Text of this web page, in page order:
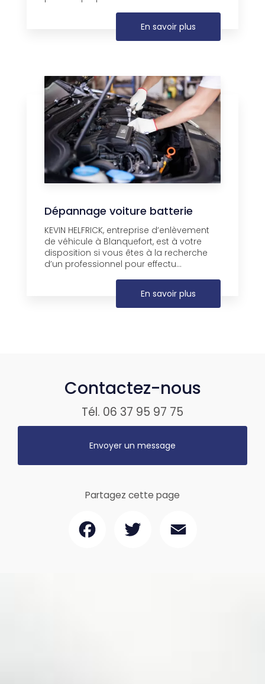
En savoir plus
Dépannage voiture batterie
KEVIN HELFRICK, entreprise d’enlèvement
de véhicule à Blanquefort, est à votre
disposition si vous êtes à la recherche
d’un professionnel pour effectu...
En savoir plus
Contactez-nous
Tél. 06 37 95 97 75
Envoyer un message
Partagez cette page